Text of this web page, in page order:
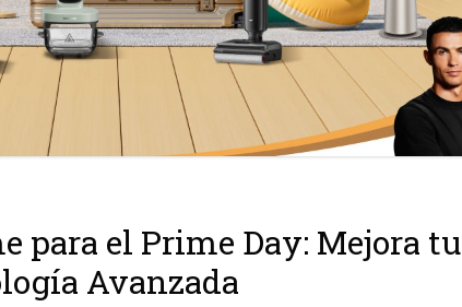
para el Prime Day: Mejora tu
Avanzada